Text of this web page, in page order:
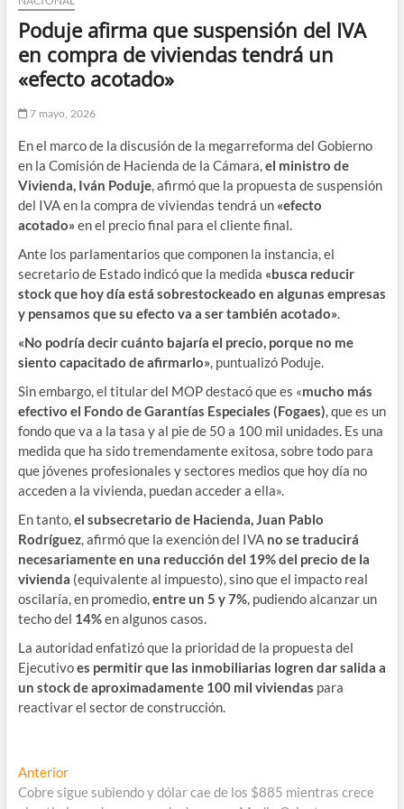
Poduje afirma que suspensión del IVA
en compra de viviendas tendrá un
«efecto acotado»
7 mayo, 2026
En el marco de la discusión de la megarreforma del Gobierno
en la Comisión de Hacienda de la Cámara,el ministro de
Vivienda, Iván Poduje, afirmó que la propuesta de suspensión
del IVA en la compra de viviendas tendrá un «efecto
acotado»en el precio final para el cliente final.
Ante los parlamentarios que componen la instancia, el
secretario de Estado indicó que la medida «busca reducir
stock que hoy día está sobrestockeado en algunas empresas
y pensamos que su efecto va a ser también acotado».
«No podría decir cuánto bajaría el precio, porque no me
siento capacitado de afirmarlo», puntualizó Poduje.
Sin embargo, el titular del MOP destacó que es «mucho más
efectivo el Fondo de Garantías Especiales (Fogaes), que es un
fondo que va a la tasa y al pie de 50 a 100 mil unidades. Es una
medida que ha sido tremendamente exitosa, sobre todo para
que jóvenes profesionales y sectores medios que hoy día no
acceden a la vivienda, puedan acceder a ella».
En tanto,el subsecretario de Hacienda, Juan Pablo
Rodríguez, afirmó que la exención del IVA no se traducirá
necesariamente en una reducción del 19% del precio de la
vivienda (equivalente al impuesto), sino que el impacto real
oscilaría, en promedio,entre un 5 y 7%, pudiendo alcanzar un
techo del 14%en algunos casos.
La autoridad enfatizó que la prioridad de la propuesta del
Ejecutivoes permitir que las inmobiliarias logren dar salida a
un stock de aproximadamente 100 mil viviendas para
reactivar el sector de construcción.
Navegación
AnteriorEntrada
anterior:
Cobre sigue subiendo y dólar cae de los $885 mientras crece